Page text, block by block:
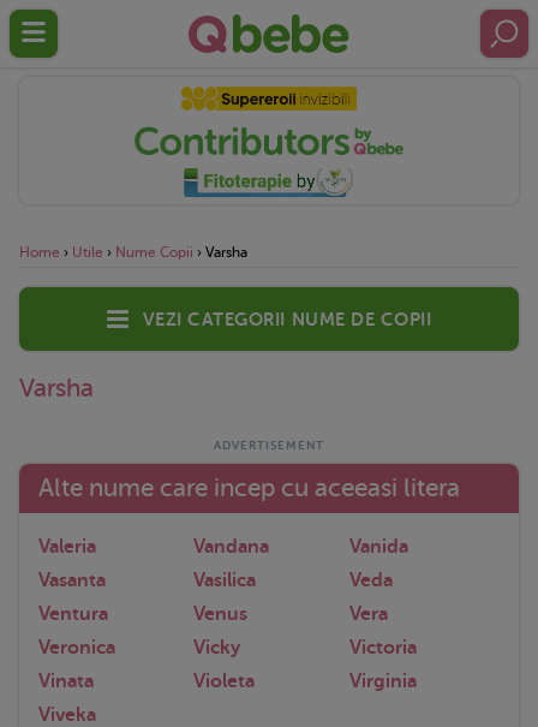
Home › Utile › Nume Copii › Varsha
Vezi categorii nume de copii
Varsha
Alte nume care incep cu aceeasi litera
Valeria Vandana
Vanida
Vasanta
Vasilica
Veda
Ventura
Venus
Vera
Veronica
Vicky
Victoria
Vinata
Violeta
Virginia
Viveka